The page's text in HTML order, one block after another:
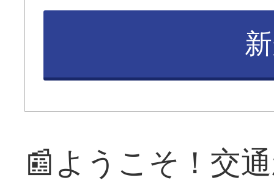
📰ようこそ！交